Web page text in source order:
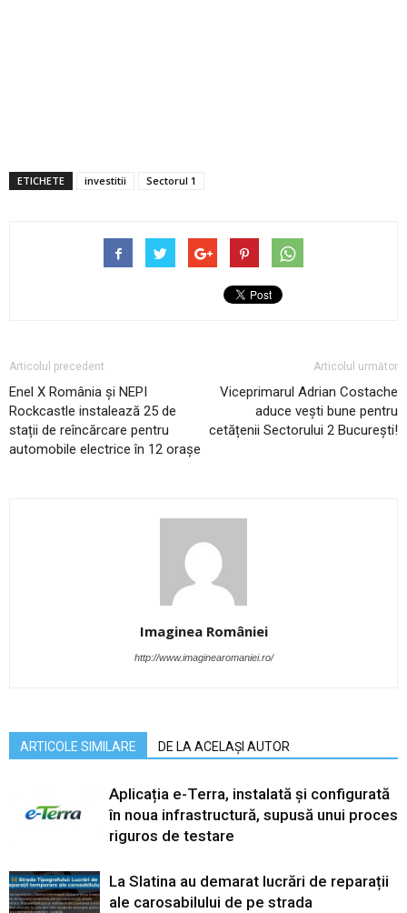
ETICHETE investitii Sectorul 1
Articolul precedent
Enel X România și NEPI
Rockcastle instalează 25 de
stații de reîncărcare pentru
automobile electrice în 12 orașe
Articolul următor
Viceprimarul Adrian Costache
aduce vești bune pentru
cetățenii Sectorului 2 București!
Imaginea României
http://www.imaginearomaniei.ro/
ARTICOLE SIMILARE DE LA ACELAȘI AUTOR
Aplicația e-Terra, instalată și configurată
în noua infrastructură, supusă unui proces
riguros de testare
La Slatina au demarat lucrări de reparații
ale carosabilului de pe strada